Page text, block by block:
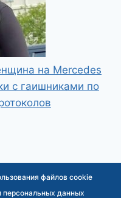
на Mercedes
с гаишниками по
файлов cookie
персональных данных